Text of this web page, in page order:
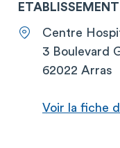
ETABLISSEMENT
Centre
3 Boulevard
62022 Arras
Voir la fiche